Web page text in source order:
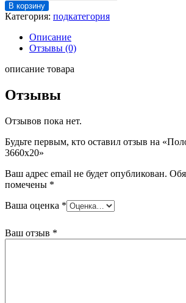
В корзину
Категория: подкатегория
Описание
Отзывы (0)
описание товара
Отзывы
Отзывов пока нет.
Будьте первым, кто оставил отзыв на
3660х20»
Ваш адрес email не будет опубликован.
помечены *
Ваша оценка *
Ваш отзыв *